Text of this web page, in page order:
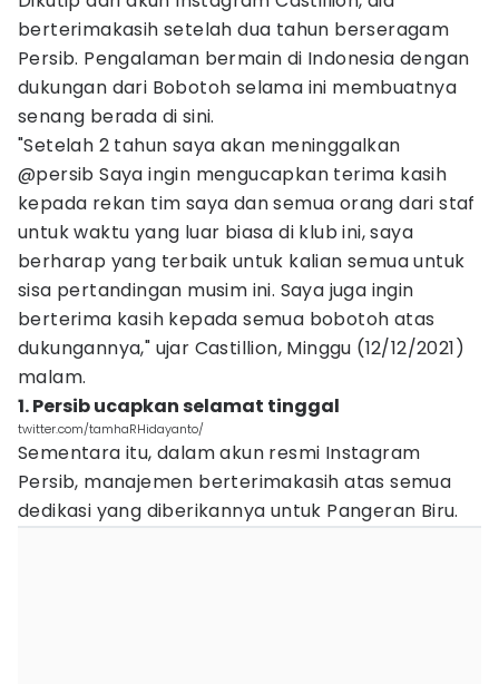
berterimakasih setelah dua tahun berseragam
Persib. Pengalaman bermain di Indonesia dengan
dukungan dari Bobotoh selama ini membuatnya
senang berada di sini.
"Setelah 2 tahun saya akan meninggalkan
@persib Saya ingin mengucapkan terima kasih
kepada rekan tim saya dan semua orang dari staf
untuk waktu yang luar biasa di klub ini, saya
berharap yang terbaik untuk kalian semua untuk
sisa pertandingan musim ini. Saya juga ingin
berterima kasih kepada semua bobotoh atas
dukungannya," ujar Castillion, Minggu (12/12/2021)
malam.
1. Persib ucapkan selamat tinggal
twitter.com/tamhaRHidayanto/
Sementara itu, dalam akun resmi Instagram
Persib, manajemen berterimakasih atas semua
dedikasi yang diberikannya untuk Pangeran Biru.